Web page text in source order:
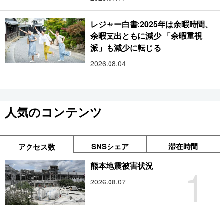
レジャー白書:2025年は余暇時間、
余暇支出ともに減少 「余暇重視
派」も減少に転じる
2026.08.04
人気のコンテンツ
アクセス数 SNSシェア 滞在時間
1
熊本地震被害状況
2026.08.07